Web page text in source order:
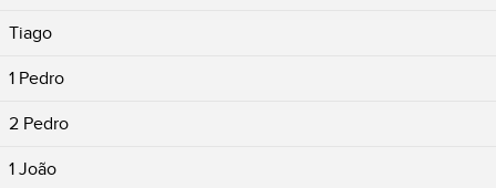
Tiago
1 Pedro
2 Pedro
1 João